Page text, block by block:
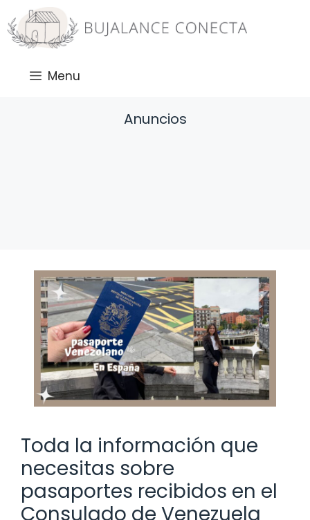
Saltar
al
contenido
Menu
Anuncios
Toda la información que
necesitas sobre
pasaportes recibidos en el
Consulado de Venezuela